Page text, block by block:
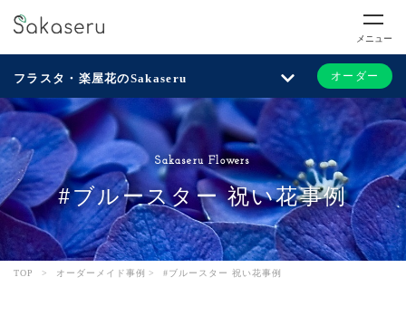
メニュー
フラスタ・楽屋花のSakaseru オーダー
Sakaseru Flowers
#ブルースター 祝い花事例
TOP > オーダーメイド事例 > #ブルースター 祝い花事例